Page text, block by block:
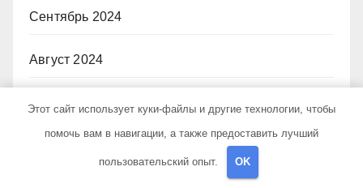
Сентябрь 2024
Август 2024
Июль 2024
Этот сайт использует куки-файлы и другие технологии, чтобы
помочь вам в навигации, а также предоставить лучший
пользовательский опыт. OK